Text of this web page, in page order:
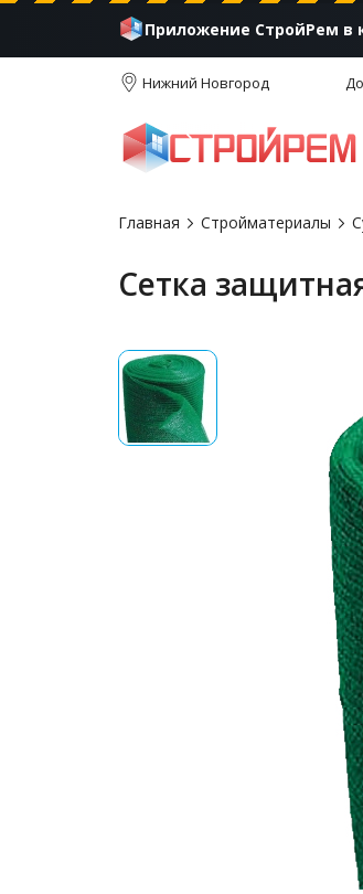
Приложение СтройРем в
Нижний Новгород
Главная Стройматериалы
Сетка